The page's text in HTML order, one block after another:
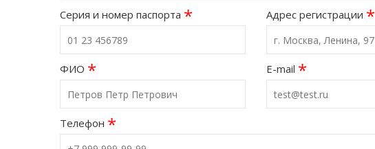
Серия и номер паспорта * Адрес регистрации *
ФИО * E-mail *
Телефон *